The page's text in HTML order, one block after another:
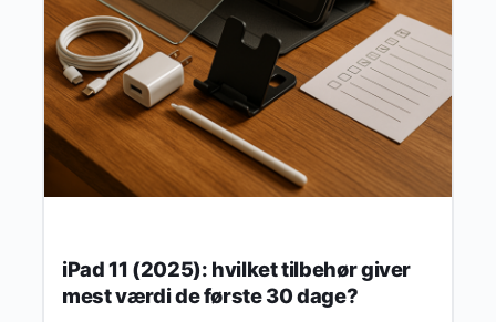
iPad 11 (2025): hvilket tilbehør giver
mest værdi de første 30 dage?